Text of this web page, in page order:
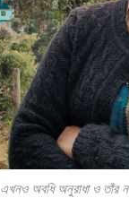
এখনও অবধি অনুরাধা ও